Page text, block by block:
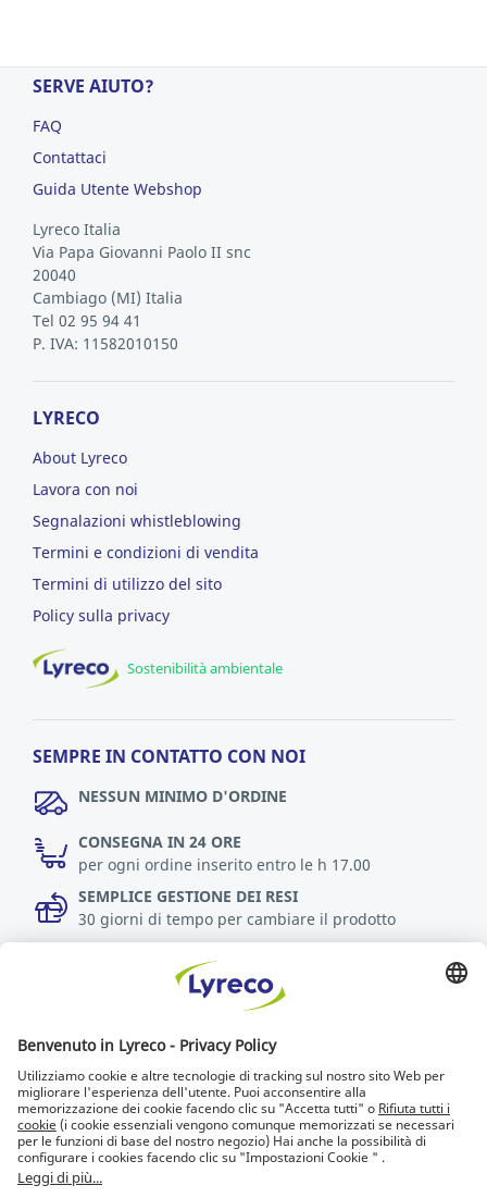
SERVE AIUTO?
FAQ
Contattaci
Guida Utente Webshop
Lyreco Italia
Via Papa Giovanni Paolo II snc
20040
Cambiago (MI) Italia
Tel 02 95 94 41
P. IVA: 11582010150
LYRECO
About Lyreco
Lavora con noi
Segnalazioni whistleblowing
Termini e condizioni di vendita
Termini di utilizzo del sito
Policy sulla privacy
Sostenibilità ambientale
SEMPRE IN CONTATTO CON NOI
NESSUN MINIMO D'ORDINE
CONSEGNA IN 24 ORE
per ogni ordine inserito entro le h 17.00
SEMPLICE GESTIONE DEI RESI
30 giorni di tempo per cambiare il prodotto
Accessibilità
Lyreco for Education